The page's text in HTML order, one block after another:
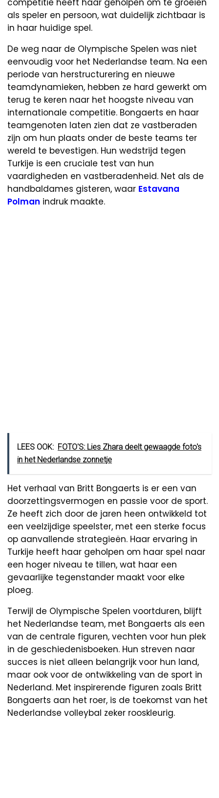
competitie heeft haar geholpen om te groeien
als speler en persoon, wat duidelijk zichtbaar is
in haar huidige spel.
De weg naar de Olympische Spelen was niet
eenvoudig voor het Nederlandse team. Na een
periode van herstructurering en nieuwe
teamdynamieken, hebben ze hard gewerkt om
terug te keren naar het hoogste niveau van
internationale competitie. Bongaerts en haar
teamgenoten laten zien dat ze vastberaden
zijn om hun plaats onder de beste teams ter
wereld te bevestigen. Hun wedstrijd tegen
Turkije is een cruciale test van hun
vaardigheden en vastberadenheid. Net als de
handbaldames gisteren, waar Estavana
Polman indruk maakte.
LEES OOK: FOTO'S: Lies Zhara deelt gewaagde foto's
in het Nederlandse zonnetje
Het verhaal van Britt Bongaerts is er een van
doorzettingsvermogen en passie voor de sport.
Ze heeft zich door de jaren heen ontwikkeld tot
een veelzijdige speelster, met een sterke focus
op aanvallende strategieën. Haar ervaring in
Turkije heeft haar geholpen om haar spel naar
een hoger niveau te tillen, wat haar een
gevaarlijke tegenstander maakt voor elke
ploeg.
Terwijl de Olympische Spelen voortduren, blijft
het Nederlandse team, met Bongaerts als een
van de centrale figuren, vechten voor hun plek
in de geschiedenisboeken. Hun streven naar
succes is niet alleen belangrijk voor hun land,
maar ook voor de ontwikkeling van de sport in
Nederland. Met inspirerende figuren zoals Britt
Bongaerts aan het roer, is de toekomst van het
Nederlandse volleybal zeker rooskleurig.